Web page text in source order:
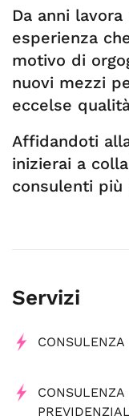
Da anni
esperienza
motivo di
nuovi mezzi
eccelse
Affidandoti
inizierai a
consulenti
Servizi
CONSULENZA
CONSULENZA